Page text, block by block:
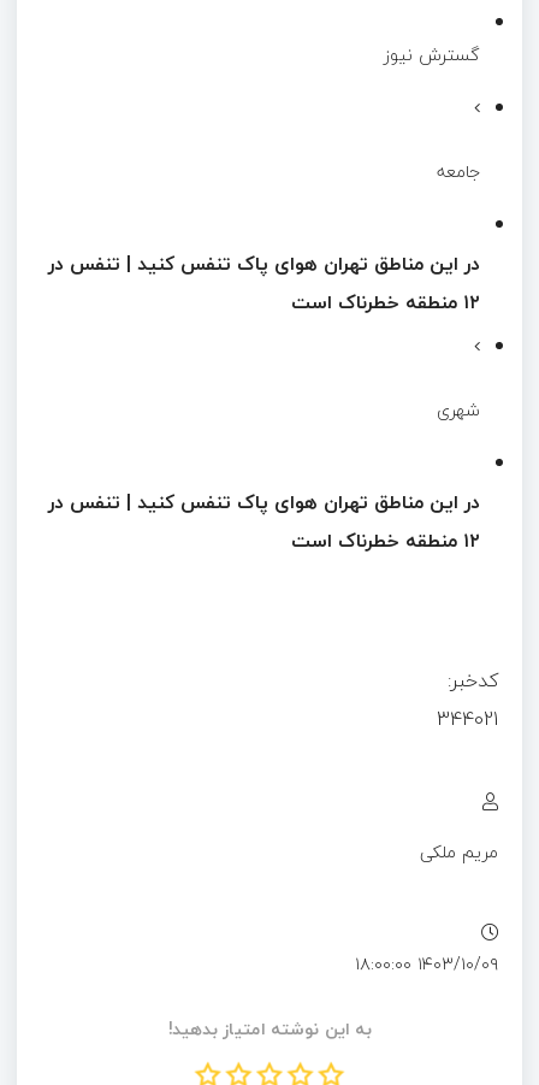
گسترش نیوز
جامعه
در این مناطق تهران هوای پاک تنفس کنید | تنفس در
۱۲ منطقه خطرناک است
شهری
در این مناطق تهران هوای پاک تنفس کنید | تنفس در
۱۲ منطقه خطرناک است
کدخبر:
344021
مریم ملکی
۱۴۰۳/۱۰/۰۹ ۱۸:۰۰:۰۰
به این نوشته امتیاز بدهید!